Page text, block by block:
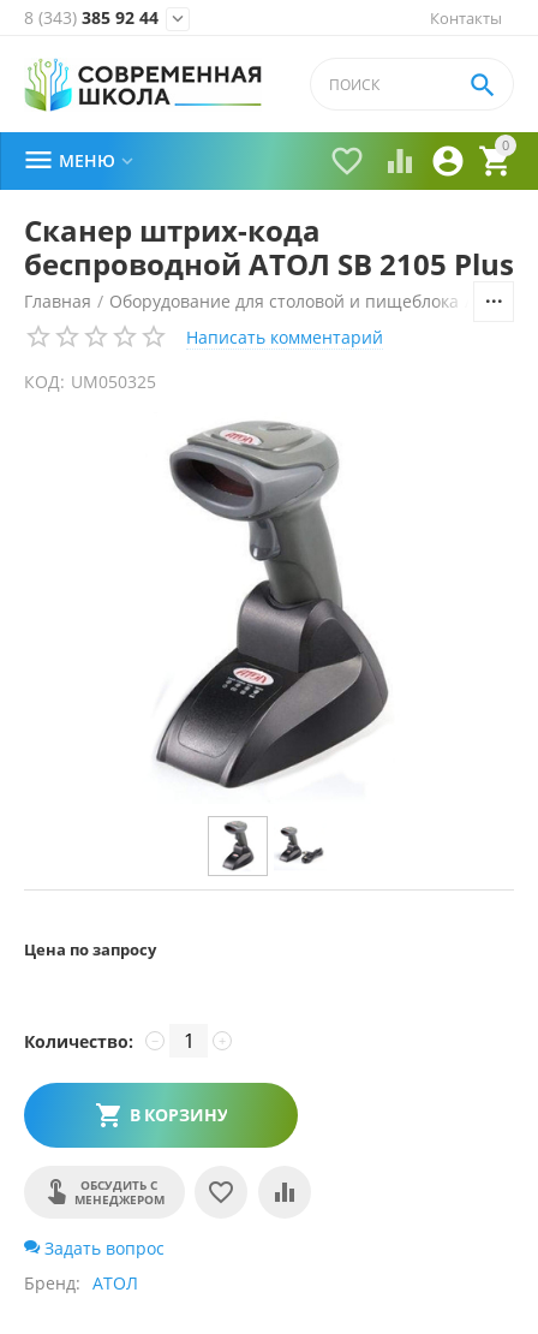
Контакты
8 (343) 385 92 44 
0


 

 МЕНЮ 
Сканер штрих-кода
беспроводной АТОЛ SB 2105 Plus
Главная / Оборудование для столовой и пищеблока
Написать комментарий
КОД: UM050325
Цена по запросу
Количество: +
−
В КОРЗИНУ
ОБСУДИТЬ С
МЕНЕДЖЕРОМ
Задать вопрос
Бренд
АТОЛ